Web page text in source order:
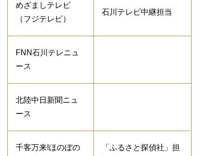
めざましテレビ
（フジテレビ）
石川テレビ中継担当
FNN石川テレニュ
ース
北陸中日新聞ニュ
ース
千客万来!ほのぼの
「ふるさと探偵社」担